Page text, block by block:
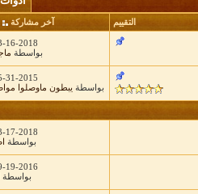
التقييم آخر مشاركة
16-2018
بواسطة
31-2015
بواسطة يبطون ماوصلوا
17-2018
بواسطة
19-2016
بواسطة